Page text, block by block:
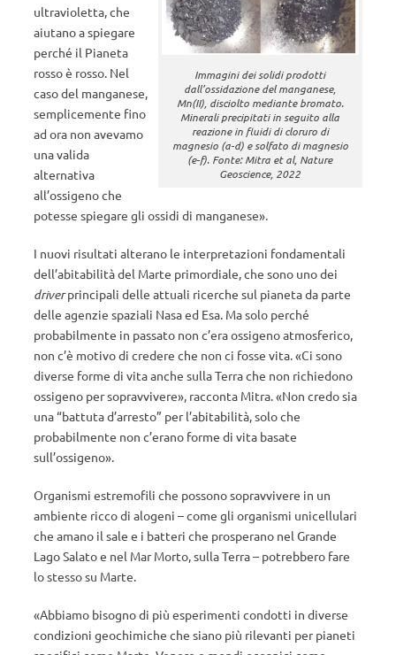
Immagini dei solidi prodotti
dall’ossidazione del manganese,
Mn(II), disciolto mediante bromato.
Minerali precipitati in seguito alla
reazione in fluidi di cloruro di
magnesio (a-d) e solfato di magnesio
(e-f). Fonte: Mitra et al, Nature
Geoscience, 2022
ultravioletta, che
aiutano a spiegare
perché il Pianeta
rosso è rosso. Nel
caso del manganese,
semplicemente fino
ad ora non avevamo
una valida
alternativa
all’ossigeno che
potesse spiegare gli ossidi di manganese».
I nuovi risultati alterano le interpretazioni fondamentali
dell’abitabilità del Marte primordiale, che sono uno dei
driverprincipali delle attuali ricerche sul pianeta da parte
delle agenzie spaziali Nasa ed Esa. Ma solo perché
probabilmente in passato non c’era ossigeno atmosferico,
non c’è motivo di credere che non ci fosse vita. «Ci sono
diverse forme di vita anche sulla Terra che non richiedono
ossigeno per sopravvivere», racconta Mitra. «Non credo sia
una “battuta d’arresto” per l’abitabilità, solo che
probabilmente non c’erano forme di vita basate
sull’ossigeno».
Organismi estremofili che possono sopravvivere in un
ambiente ricco di alogeni – come gli organismi unicellulari
che amano il sale e i batteri che prosperano nel Grande
Lago Salato e nel Mar Morto, sulla Terra – potrebbero fare
lo stesso su Marte.
«Abbiamo bisogno di più esperimenti condotti in diverse
condizioni geochimiche che siano più rilevanti per pianeti